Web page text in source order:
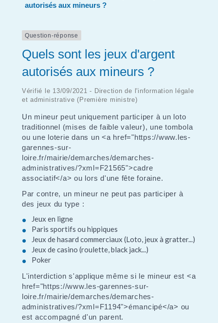
autorisés aux mineurs ?
Question-réponse
Quels sont les jeux d'argent
autorisés aux mineurs ?
Vérifié le 13/09/2021 - Direction de l'information légale
et administrative (Première ministre)
Un mineur peut uniquement participer à un loto
traditionnel (mises de faible valeur), une tombola
ou une loterie dans un <a href="https://www.les-
garennes-sur-
loire.fr/mairie/demarches/demarches-
administratives/?xml=F21565">cadre
associatif</a> ou lors d'une fête foraine.
Par contre, un mineur ne peut pas participer à
des jeux du type :
Jeux en ligne
Paris sportifs ou hippiques
Jeux de hasard commerciaux (Loto, jeux à gratter...)
Jeux de casino (roulette, black jack...)
Poker
L'interdiction s'applique même si le mineur est <a
href="https://www.les-garennes-sur-
loire.fr/mairie/demarches/demarches-
administratives/?xml=F1194">émancipé</a> ou
est accompagné d'un parent.